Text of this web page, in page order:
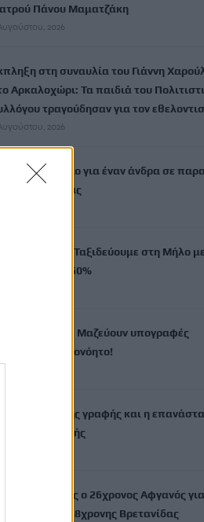
Πάνου Μαματζάκη
2026
στη συναυλία του Γιάννη
Αρκαλοχώρι: Τα παιδιά του
τραγούδησαν για τον
2026
μπάνιο για έναν άνδρα σε
Παλαιόχωρας
LINES: Ταξιδεύουμε στη Μήλο με
έως 50%
στο ΙΤΕ: Μαζεύουν υπογραφές
το αυτονόητο!
ανακάλυψη της γραφής και η
πληροφορικής
ο 26χρονος Αφγανός
της 38χρονης Βρετανίδας